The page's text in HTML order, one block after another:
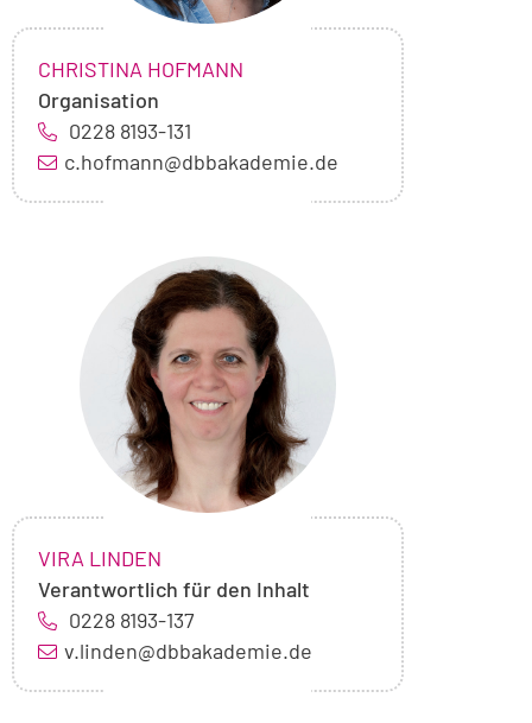
NAME:
CHRISTINA HOFMANN
Organisation
0228 8193-131
c.hofmann@dbbakademie.de
Foto
von
Vira
Linden
NAME:
VIRA LINDEN
Verantwortlich für den Inhalt
0228 8193-137
v.linden@dbbakademie.de